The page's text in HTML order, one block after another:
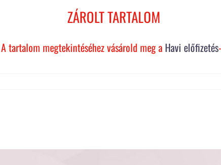
ZÁROLT TARTALOM
A tartalom megtekintéséhez vásárold meg a Havi előfizetés